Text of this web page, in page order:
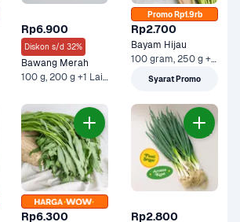
Rp6.900
Diskon s/d 32%
Bawang Merah
100 g, 200 g +1 Lainnya
Promo Rp1.9rb
Rp2.700
Bayam Hijau
100 gram, 250 g +1 Lainnya
Syarat Promo
Rp6.300 Rp2.800